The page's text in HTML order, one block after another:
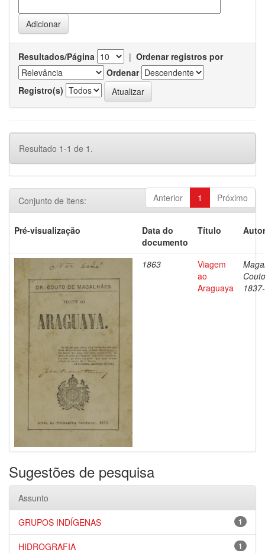
Resultados/Página | Ordenar registros por
Ordenar
Registro(s)
Resultado 1-1 de 1.
Anterior 1 Próximo
Conjunto de itens:
Pré-visualização
Data do
documento
Título
1863
Viagem
ao
Araguaya
Sugestões de pesquisa
Assunto
1
GRUPOS INDÍGENAS
1
HIDROGRAFIA